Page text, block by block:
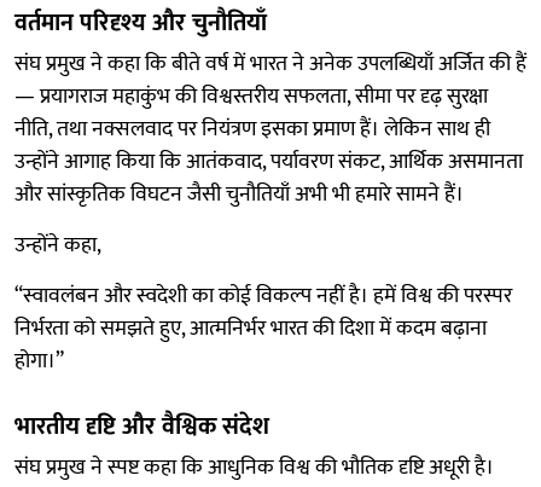
वर्तमान परिदृश्य और चुनौतियाँ
संघ प्रमुख ने कहा कि बीते वर्ष में भारत ने अनेक उपलब्धियाँ अर्जित की हैं
— प्रयागराज महाकुंभ की विश्वस्तरीय सफलता, सीमा पर दृढ़ सुरक्षा
नीति, तथा नक्सलवाद पर नियंत्रण इसका प्रमाण हैं। लेकिन साथ ही
उन्होंने आगाह किया कि आतंकवाद, पर्यावरण संकट, आर्थिक असमानता
और सांस्कृतिक विघटन जैसी चुनौतियाँ अभी भी हमारे सामने हैं।
उन्होंने कहा,
“स्वावलंबन और स्वदेशी का कोई विकल्प नहीं है। हमें विश्व की परस्पर
निर्भरता को समझते हुए, आत्मनिर्भर भारत की दिशा में कदम बढ़ाना
होगा।”
भारतीय दृष्टि और वैश्विक संदेश
संघ प्रमुख ने स्पष्ट कहा कि आधुनिक विश्व की भौतिक दृष्टि अधूरी है।